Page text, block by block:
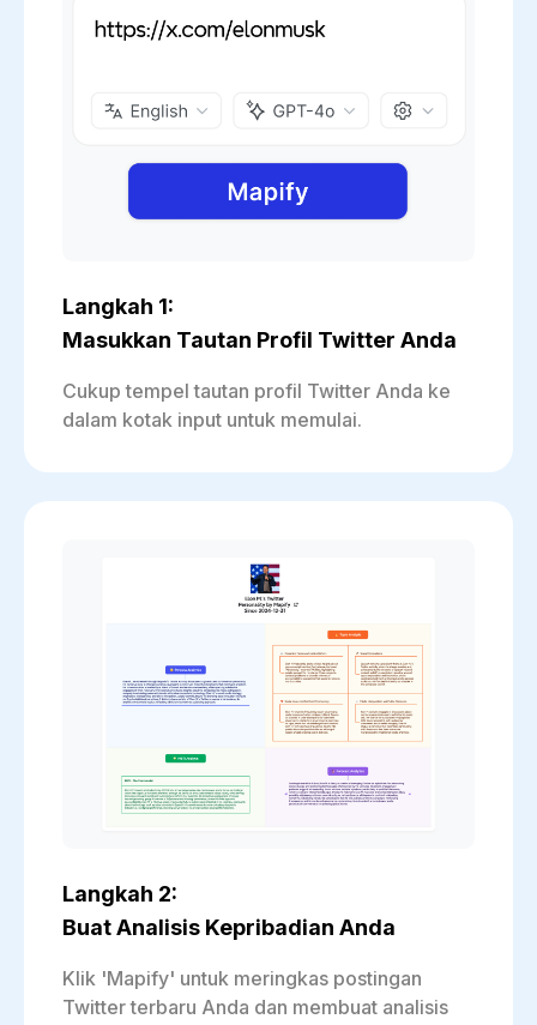
Langkah 1:
Masukkan Tautan Profil Twitter Anda
Cukup tempel tautan profil Twitter Anda ke
dalam kotak input untuk memulai.
Langkah 2:
Buat Analisis Kepribadian Anda
Klik 'Mapify' untuk meringkas postingan
Twitter terbaru Anda dan membuat analisis